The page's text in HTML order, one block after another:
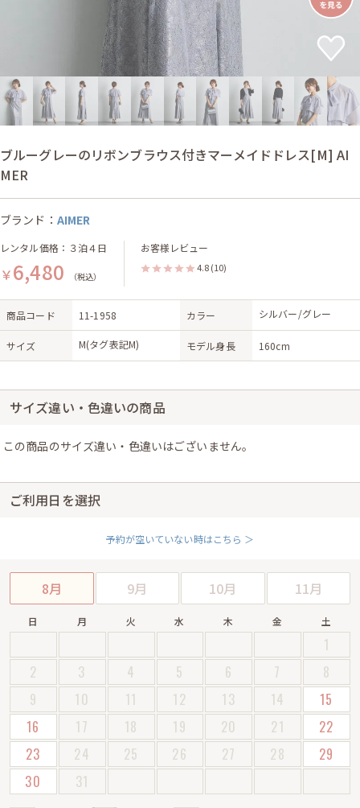
ブルーグレーのリボンブラウス付きマーメイドドレス[M] AI
MER
ブランド： AIMER
レンタル価格：３泊４日
￥6,480 （税込）
お客様レビュー
4.8 (10)
商品コード 11-1958 カラー シルバー/グレー
サイズ M(タグ表記M) モデル身長 160cm
サイズ違い・色違いの商品
この商品のサイズ違い・色違いはございません。
ご利用日を選択
予約が空いていない時はこちら ＞
8月 9月 10月 11月
日 月 火 水 木 金 土
1
2
3 4 5 6 7
8
9
10 11 12 13 14
15
16
17 18 19 20 21
22
23
24 25 26 27 28
29
30
31